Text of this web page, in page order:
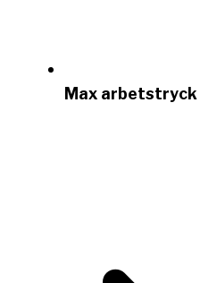
Max arbetstryck